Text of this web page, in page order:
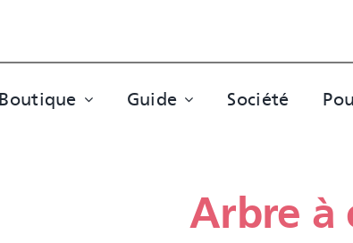
Boutique Guide Société
Arbre à